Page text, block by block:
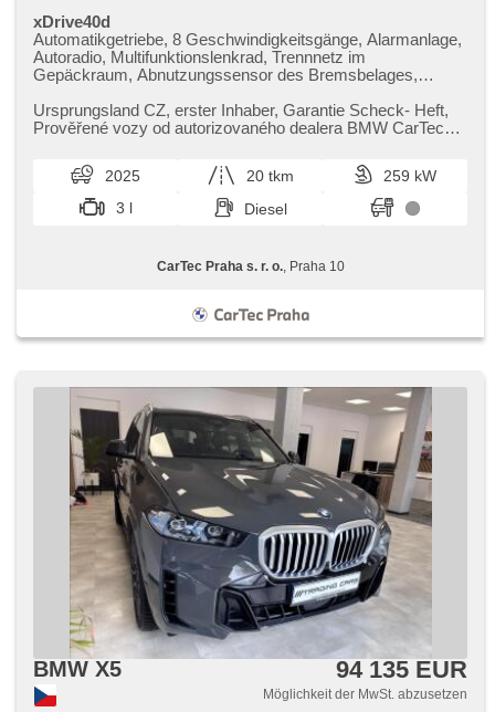
xDrive40d
Automatikgetriebe, 8 Geschwindigkeitsgänge, Alarmanlage,
Autoradio, Multifunktionslenkrad, Trennnetz im
Gepäckraum, Abnutzungssensor des Bremsbelages,
tažné zařízení, bezklíčové odemykání, bezklíčové
startování, El. einstellbare Sitze, odvětrávaná sedadla,
Fahrgestell Steifheitsregelung, LED denní svícení, El.
Wagentürschlüssung
Ursprungsland CZ,​ erster Inhaber,​ Garantie Scheck​- Heft,​
Prověřené vozy od autorizovaného dealera BMW CarTec
2025 20 tkm
259 kW
3 l
Diesel
CarTec Praha s. r. o., Praha 10
BMW X5 94 135 EUR
Möglichkeit der MwSt. abzusetzen